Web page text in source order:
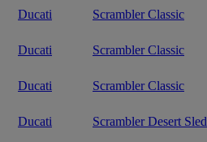
Ducati Scrambler Classic
Ducati Scrambler Classic
Ducati Scrambler Classic
Ducati Scrambler Desert Sled